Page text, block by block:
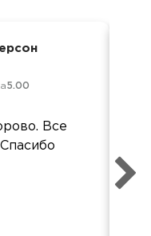
5.00
Все
а 6